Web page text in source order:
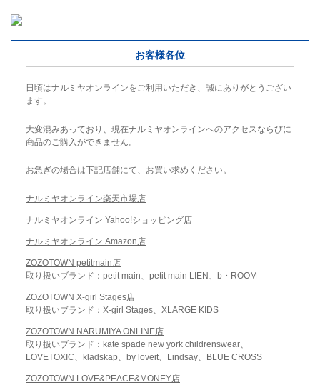
お客様各位
日頃はナルミヤオンラインをご利用いただき、誠にありがとうござい
ます。
大変混みあっており、現在ナルミヤオンラインへのアクセスならびに
商品のご購入ができません。
お急ぎの場合は下記店舗にて、お買い求めください。
ナルミヤオンライン楽天市場店
ナルミヤオンライン Yahoo!ショッピング店
ナルミヤオンライン Amazon店
ZOZOTOWN petitmain店
取り扱いブランド：petit main、petit main LIEN、b・ROOM
ZOZOTOWN X-girl Stages店
取り扱いブランド：X-girl Stages、XLARGE KIDS
ZOZOTOWN NARUMIYA ONLINE店
取り扱いブランド：kate spade new york childrenswear、
LOVETOXIC、kladskap、by loveit、Lindsay、BLUE CROSS
ZOZOTOWN LOVE&PEACE&MONEY店